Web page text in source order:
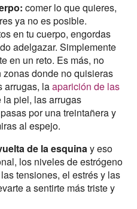
comer lo que quieres,
ya no es posible.
en tu cuerpo, engordas
adelgazar. Simplemente
en un reto. Es más, no
donde no quisieras
arrugas, laaparición de las
piel, las arrugas
por una treintañera y
al espejo.
de la esquinay eso
los niveles de estrógeno
tensiones, el estrés y las
a sentirte más triste y